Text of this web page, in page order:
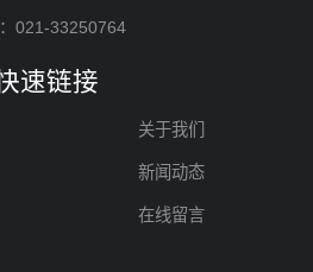
021-33250764
速链接
关于我们
新闻动态
在线留言